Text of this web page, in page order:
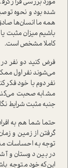
مورد بررسی قرار
شده بود و نحوه
همه ما انسان‌ها
باشیم میزان مثبت
کاملا مشخص ا‌ست.
فرض کنید دو نفر در
می‌شوند نفر اول
نفر دوم با خود فکر
مشابه صحبت
جنبه مثبت شرایط
حتما شما هم به
گرفتن از زمین و
توجه به احساسات
در بین دوستان و
این‌که خود متوجه